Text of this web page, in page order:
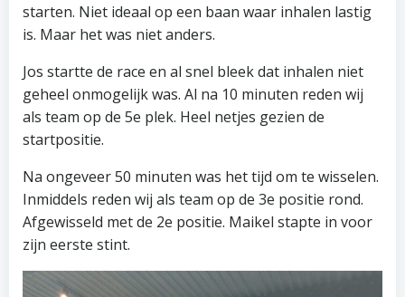
starten. Niet ideaal op een baan waar inhalen lastig
is. Maar het was niet anders.
Jos startte de race en al snel bleek dat inhalen niet
geheel onmogelijk was. Al na 10 minuten reden wij
als team op de 5e plek. Heel netjes gezien de
startpositie.
Na ongeveer 50 minuten was het tijd om te wisselen.
Inmiddels reden wij als team op de 3e positie rond.
Afgewisseld met de 2e positie. Maikel stapte in voor
zijn eerste stint.